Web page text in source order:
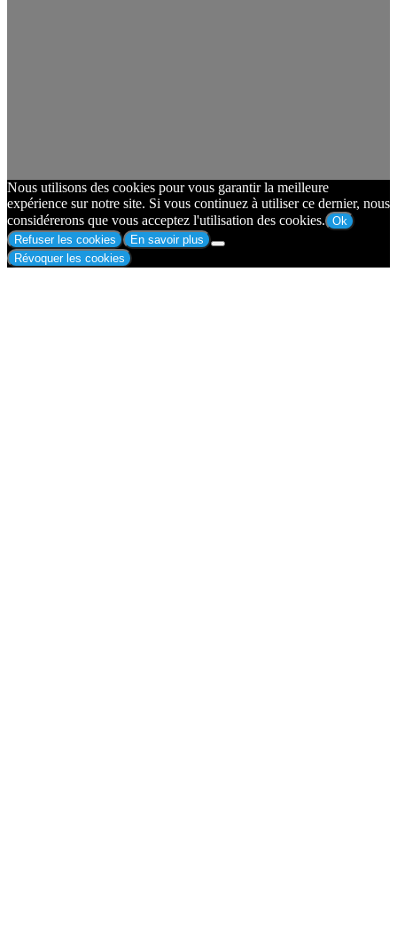
Nous utilisons des cookies pour vous garantir la meilleure
expérience sur notre site. Si vous continuez à utiliser ce dernier, nous
considérerons que vous acceptez l'utilisation des cookies. Ok
Refuser les cookies
En savoir plus
Révoquer les cookies